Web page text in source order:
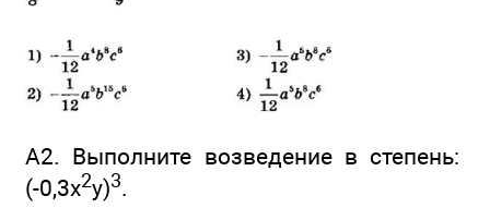
А2. Выполните возведение в степень:
(-0,3x2у)3.